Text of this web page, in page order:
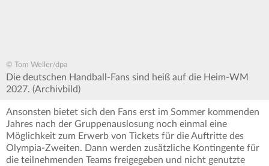
© Tom Weller/dpa
Die deutschen Handball-Fans sind heiß auf die Heim-WM
2027. (Archivbild)
Ansonsten bietet sich den Fans erst im Sommer kommenden
Jahres nach der Gruppenauslosung noch einmal eine
Möglichkeit zum Erwerb von Tickets für die Auftritte des
Olympia-Zweiten. Dann werden zusätzliche Kontingente für
die teilnehmenden Teams freigegeben und nicht genutzte